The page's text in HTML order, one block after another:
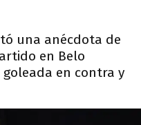
una anécdota de
en Belo
en contra y